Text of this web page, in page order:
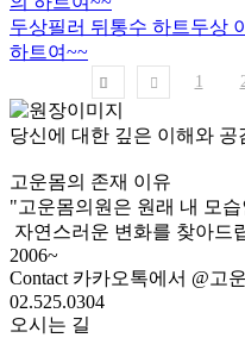
두상필러 뒤통수 하트두상
하트여~~
1
당신에 대한 깊은 이해와 공
고운몸의 존재 이유
"고운몸의원은 원래 내 모습
자연스러운 변화를 찾아드
2006~
Contact 카카오톡에서 @고
02.525.0304
오시는 길